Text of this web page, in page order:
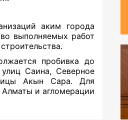
аким города
выполняемых работ
пробивка до
Саина, Северное
Акын Сара. Для
Алматы и агломерации